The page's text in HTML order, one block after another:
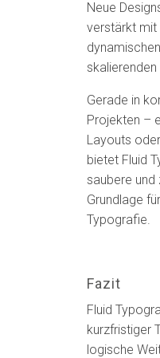
Neue
verstärkt mit
Gerade in
Projekten –
Layouts
bietet Fluid
saubere und
Grundlage
Typografie.
Fazit
Fluid
kurzfristiger
logische